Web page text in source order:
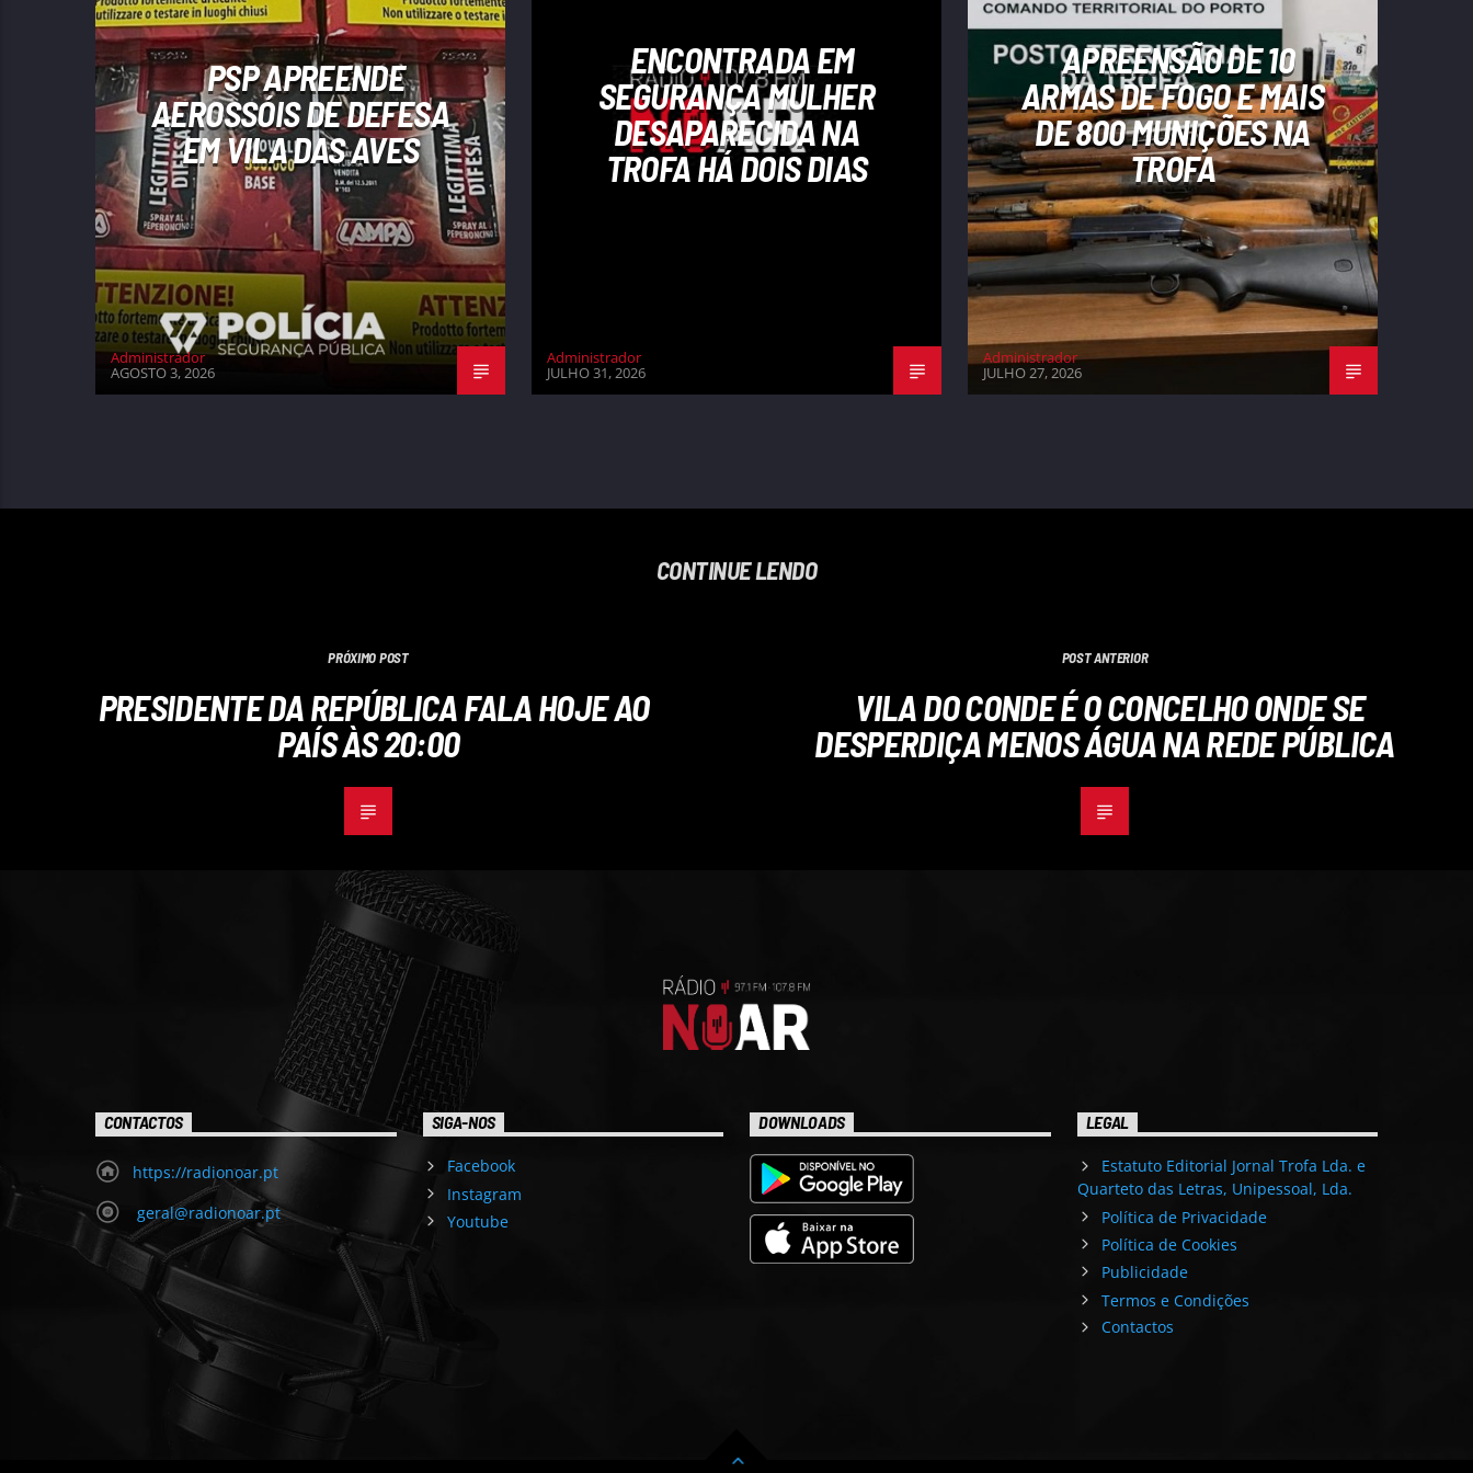
PSP APREENDE
AEROSSÓIS DE DEFESA
EM VILA DAS AVES
Administrador
AGOSTO 3, 2026
ENCONTRADA EM
SEGURANÇA MULHER
DESAPARECIDA NA
TROFA HÁ DOIS DIAS
Administrador
JULHO 31, 2026
APREENSÃO DE 10
ARMAS DE FOGO E MAIS
DE 800 MUNIÇÕES NA
TROFA
Administrador
JULHO 27, 2026
CONTINUE LENDO
PRÓXIMO POST
PRESIDENTE DA REPÚBLICA FALA HOJE AO
PAÍS ÀS 20:00
POST ANTERIOR
VILA DO CONDE É O CONCELHO ONDE SE
DESPERDIÇA MENOS ÁGUA NA REDE PÚBLICA
CONTACTOS
https://radionoar.pt
geral@radionoar.pt
SIGA-NOS
Facebook
Instagram
Youtube
DOWNLOADS LEGAL
Estatuto Editorial Jornal Trofa Lda. e
Quarteto das Letras, Unipessoal, Lda.
Política de Privacidade
Política de Cookies
Publicidade
Termos e Condições
Contactos